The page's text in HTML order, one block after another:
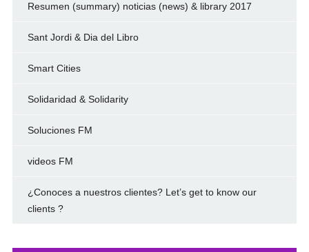
Resumen (summary) noticias (news) & library 2017
Sant Jordi & Dia del Libro
Smart Cities
Solidaridad & Solidarity
Soluciones FM
videos FM
¿Conoces a nuestros clientes? Let’s get to know our
clients ?